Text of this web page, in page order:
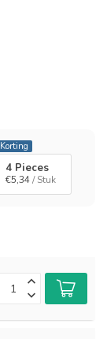
Korting
4 Pieces
€5,34/ Stuk